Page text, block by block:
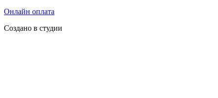
Онлайн оплата
Создано в студии